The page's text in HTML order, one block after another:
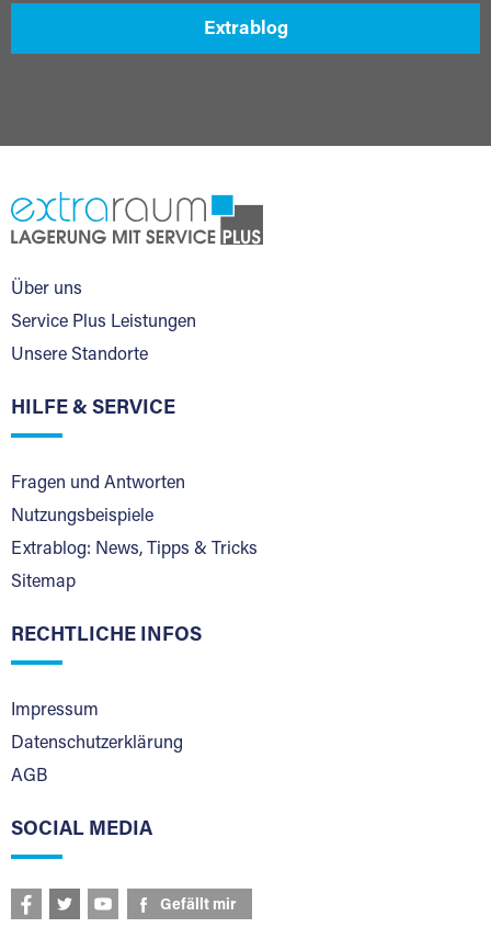
Extrablog
Über uns
Service Plus Leistungen
Unsere Standorte
HILFE & SERVICE
Fragen und Antworten
Nutzungsbeispiele
Extrablog: News, Tipps & Tricks
Sitemap
RECHTLICHE INFOS
Impressum
Datenschutzerklärung
AGB
SOCIAL MEDIA
Gefällt mir